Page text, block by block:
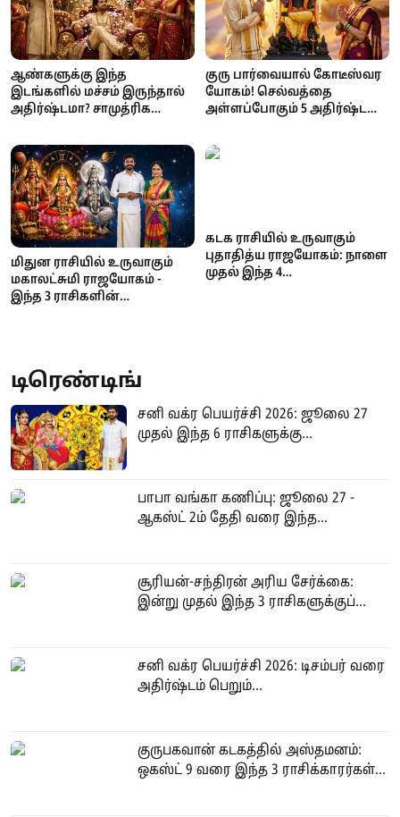
ஆண்களுக்கு இந்த
இடங்களில் மச்சம் இருந்தால்
அதிர்ஷ்டமா? சாமுத்ரிக
நம்பிக்கைகள்
குரு பார்வையால் கோடீஸ்வர
யோகம்! செல்வத்தை
அள்ளப்போகும் 5 அதிர்ஷ்ட
மிதுன ராசியில் உருவாகும்
மகாலட்சுமி ராஜயோகம் -
இந்த 3 ராசிகளின்
கடக ராசியில் உருவாகும்
புதாதித்ய ராஜயோகம்: நாளை
முதல் இந்த 4
டிரெண்டிங்
சனி வக்ர பெயர்ச்சி 2026: ஜூலை 27
முதல் இந்த 6 ராசிகளுக்கு...
பாபா வங்கா கணிப்பு: ஜூலை 27 -
ஆகஸ்ட் 2ம் தேதி வரை இந்த...
சூரியன்-சந்திரன் அரிய சேர்க்கை:
இன்று முதல் இந்த 3 ராசிகளுக்குப்...
சனி வக்ர பெயர்ச்சி 2026: டிசம்பர் வரை
அதிர்ஷ்டம் பெறும்...
குருபகவான் கடகத்தில் அஸ்தமனம்:
ஒகஸ்ட் 9 வரை இந்த 3 ராசிக்காரர்கள்...